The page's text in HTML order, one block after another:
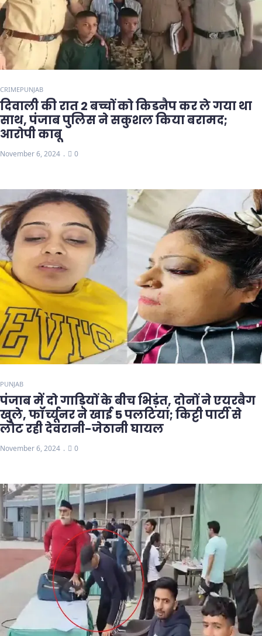
CRIMEPUNJAB
दिवाली की रात 2 बच्चों को किडनैप कर ले गया था
साथ, पंजाब पुलिस ने सकुशल किया बरामद;
आरोपी काबू
November 6, 2024 0
PUNJAB
पंजाब में दो गाड़ियों के बीच भिड़ंत, दोनों ने एयरबैग
खुले, फॉर्च्यूनर ने खाई 5 पलटियां; किट्टी पार्टी से
लौट रही देवरानी-जेठानी घायल
November 6, 2024 0